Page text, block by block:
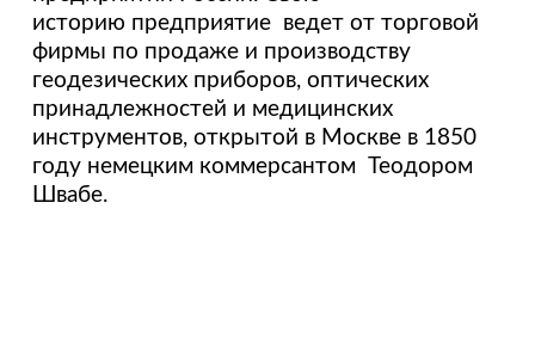
историю предприятие ведет от торговой
фирмы по продаже и производству
геодезических приборов, оптических
принадлежностей и медицинских
инструментов, открытой в Москве в 1850
году немецким коммерсантом Теодором
Швабе.